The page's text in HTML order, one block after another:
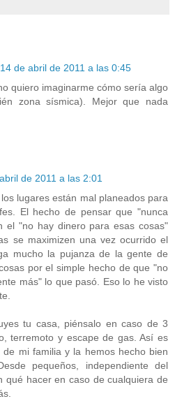
14 de abril de 2011 a las 0:45
quiero imaginarme cómo sería algo
zona sísmica). Mejor que nada
de 2011 a las 2:01
lugares están mal planeados para
El hecho de pensar que "nunca
el "no hay dinero para esas cosas"
se maximizen una vez ocurrido el
mucho la pujanza de la gente de
por el simple hecho de que "no
más" lo que pasó. Eso lo he visto
tu casa, piénsalo en caso de 3
terremoto y escape de gas. Así es
mi familia y la hemos hecho bien
pequeños, independiente del
qué hacer en caso de cualquiera de